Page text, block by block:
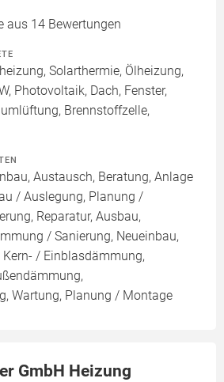
aus 14 Bewertungen
Solarthermie, Ölheizung,
Photovoltaik, Dach, Fenster,
Brennstoffzelle,
Austausch, Beratung, Anlage
/ Auslegung, Planung /
Reparatur, Ausbau,
/ Sanierung, Neueinbau,
/ Einblasdämmung,
Wartung, Planung / Montage
GmbH Heizung